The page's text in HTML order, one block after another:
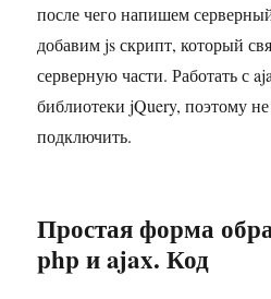
после чего напишем
добавим js скрипт, который
серверную части. Работать с
библиотеки jQuery, поэтому не
подключить.
Простая форма
php и ajax. Код